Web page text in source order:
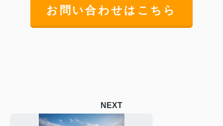
お問い合わせはこちら
NEXT